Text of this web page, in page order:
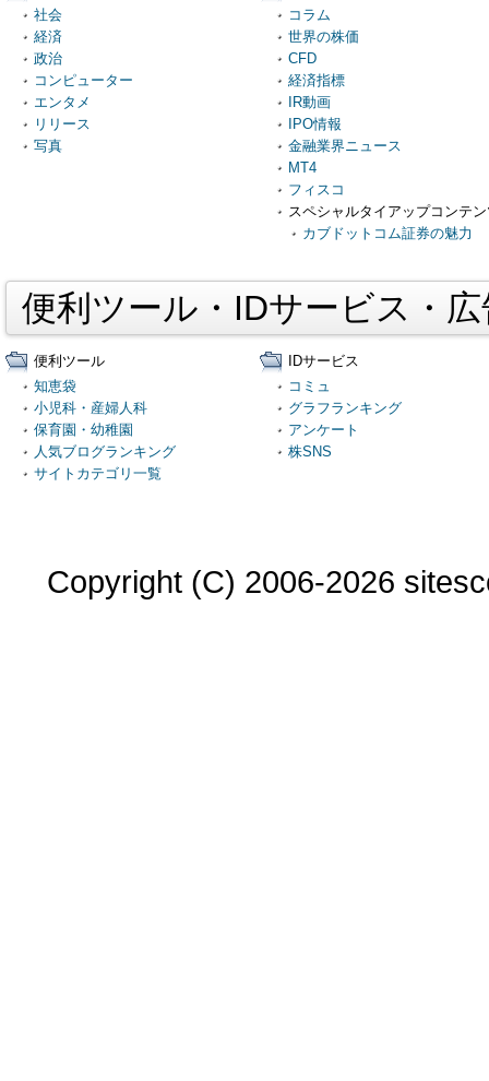
社会
経済
政治
コンピューター
エンタメ
リリース
写真
コラム
世界の株価
CFD
経済指標
IR動画
IPO情報
金融業界ニュース
MT4
フィスコ
スペシャルタイアップコンテ
カブドットコム証券の魅力
便利ツール・IDサービス・
便利ツール
知恵袋
小児科・産婦人科
保育園・幼稚園
人気ブログランキング
サイトカテゴリ一覧
IDサービス
コミュ
グラフランキング
アンケート
株SNS
Copyright (C) 2006-2026